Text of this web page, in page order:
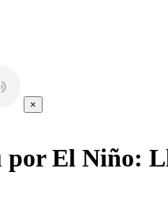
×
por El Niño: